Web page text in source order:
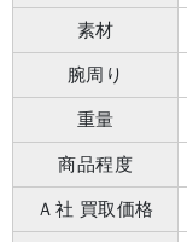
素材
腕周り
重量
商品程度
Ａ社 買取価格